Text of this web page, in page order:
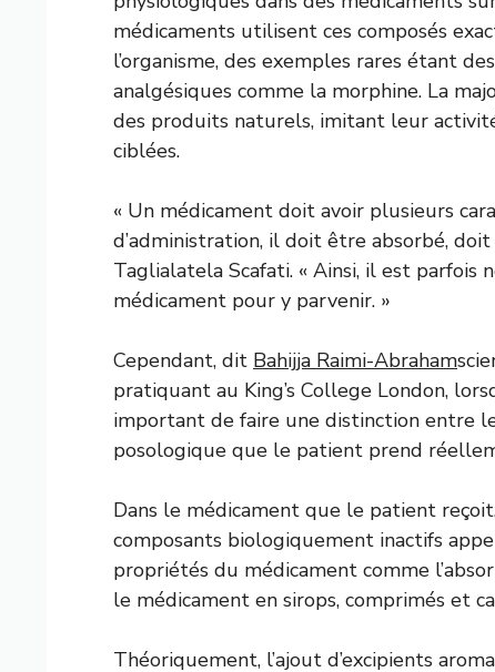
médicaments utilisent ces composés
l’organisme, des exemples rares étant
analgésiques comme la morphine. La
des produits naturels, imitant leur
ciblées.
« Un médicament doit avoir plusieurs
d’administration, il doit être absorbé,
Taglialatela Scafati. « Ainsi, il est parfois
médicament pour y parvenir. »
Cependant, dit Bahijja Raimi-Abraham
pratiquant au King’s College London,
important de faire une distinction entre
posologique que le patient prend
Dans le médicament que le patient
composants biologiquement inactifs
propriétés du médicament comme
le médicament en sirops, comprimés et
Théoriquement, l’ajout d’excipients